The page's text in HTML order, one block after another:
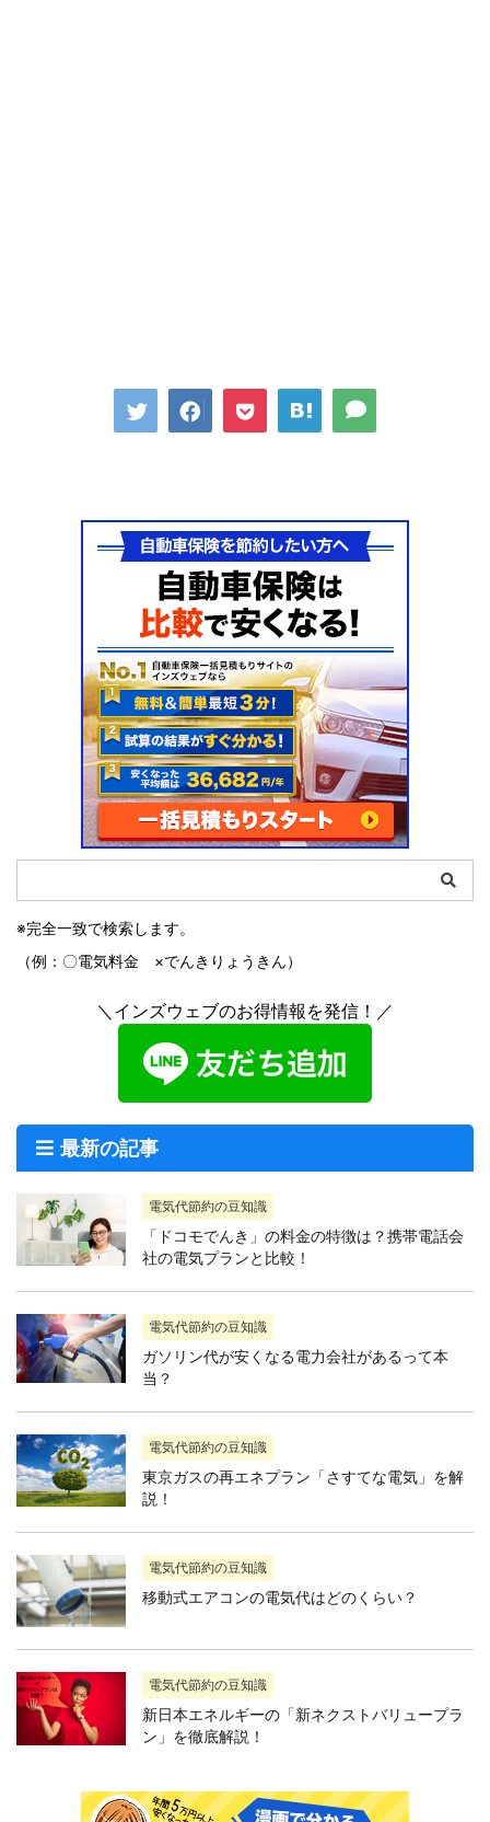
※完全一致で検索します。
（例：〇電気料金 ×でんきりょうきん）
＼インズウェブのお得情報を発信！／
最新の記事
電気代節約の豆知識
「ドコモでんき」の料金の特徴は？携帯電話会
社の電気プランと比較！
電気代節約の豆知識
ガソリン代が安くなる電力会社があるって本
当？
電気代節約の豆知識
東京ガスの再エネプラン「さすてな電気」を解
説！
電気代節約の豆知識
移動式エアコンの電気代はどのくらい？
電気代節約の豆知識
新日本エネルギーの「新ネクストバリュープラ
ン」を徹底解説！